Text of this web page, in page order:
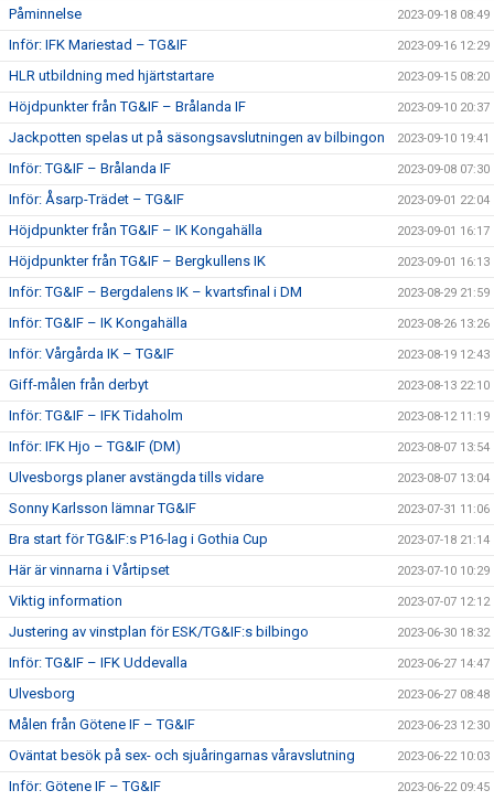
Påminnelse 2023-09-18 08:49
Inför: IFK Mariestad – TG&IF 2023-09-16 12:29
HLR utbildning med hjärtstartare 2023-09-15 08:20
Höjdpunkter från TG&IF – Brålanda IF 2023-09-10 20:37
Jackpotten spelas ut på säsongsavslutningen av bilbingon 2023-09-10 19:41
Inför: TG&IF – Brålanda IF 2023-09-08 07:30
Inför: Åsarp-Trädet – TG&IF 2023-09-01 22:04
Höjdpunkter från TG&IF – IK Kongahälla 2023-09-01 16:17
Höjdpunkter från TG&IF – Bergkullens IK 2023-09-01 16:13
Inför: TG&IF – Bergdalens IK – kvartsfinal i DM 2023-08-29 21:59
Inför: TG&IF – IK Kongahälla 2023-08-26 13:26
Inför: Vårgårda IK – TG&IF 2023-08-19 12:43
Giff-målen från derbyt 2023-08-13 22:10
Inför: TG&IF – IFK Tidaholm 2023-08-12 11:19
Inför: IFK Hjo – TG&IF (DM) 2023-08-07 13:54
Ulvesborgs planer avstängda tills vidare 2023-08-07 13:04
Sonny Karlsson lämnar TG&IF 2023-07-31 11:06
Bra start för TG&IF:s P16-lag i Gothia Cup 2023-07-18 21:14
Här är vinnarna i Vårtipset 2023-07-10 10:29
Viktig information 2023-07-07 12:12
Justering av vinstplan för ESK/TG&IF:s bilbingo 2023-06-30 18:32
Inför: TG&IF – IFK Uddevalla 2023-06-27 14:47
Ulvesborg 2023-06-27 08:48
Målen från Götene IF – TG&IF 2023-06-23 12:30
Oväntat besök på sex- och sjuåringarnas våravslutning 2023-06-22 10:03
Inför: Götene IF – TG&IF 2023-06-22 09:45